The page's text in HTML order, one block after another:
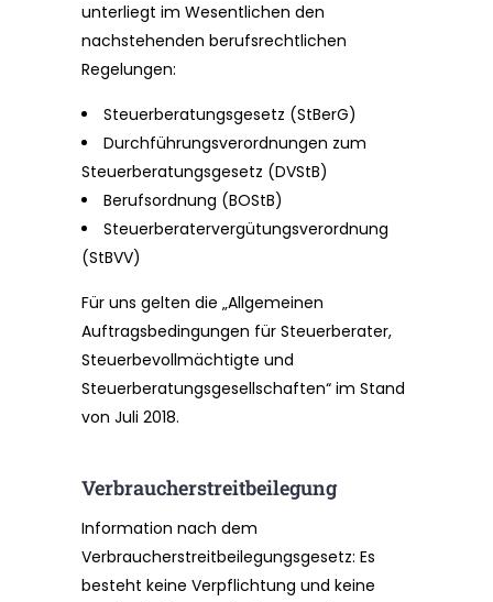
unterliegt im Wesentlichen den
nachstehenden berufsrechtlichen
Regelungen:
Steuerberatungsgesetz (StBerG)
Durchführungsverordnungen zum
Steuerberatungsgesetz (DVStB)
Berufsordnung (BOStB)
Steuerberatervergütungsverordnung
(StBVV)
Für uns gelten die „Allgemeinen
Auftragsbedingungen für Steuerberater,
Steuerbevollmächtigte und
Steuerberatungsgesellschaften“ im Stand
von Juli 2018.
Verbraucherstreitbeilegung
Information nach dem
Verbraucherstreitbeilegungsgesetz: Es
besteht keine Verpflichtung und keine